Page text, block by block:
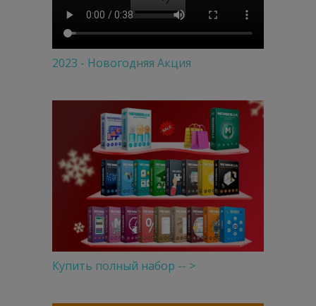
2023 - Новогодняя Акция
Купить полный набор -- >